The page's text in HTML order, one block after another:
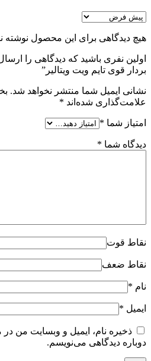
هیچ دیدگاهی برای این محصول
اولین نفری باشید که دیدگاهی را
بردار قوی تایم ویت ویتالیر”
نشانی ایمیل شما منتشر نخواهد شد.
علامت‌گذاری شده‌اند *
امتیاز شما *
دیدگاه شما *
نقاط قوت
نقاط ضعف
نام *
ایمیل *
ذخیره نام، ایمیل و وبسایت من
دوباره دیدگاهی می‌نویسم.